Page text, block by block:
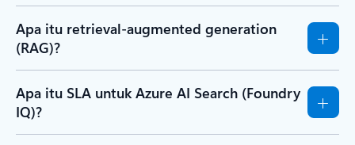
Apa itu retrieval-augmented generation
(RAG)?
Apa itu SLA untuk Azure AI Search (Foundry
IQ)?